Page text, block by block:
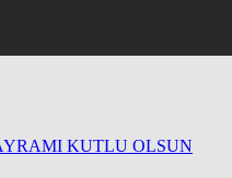
KUTLU OLSUN